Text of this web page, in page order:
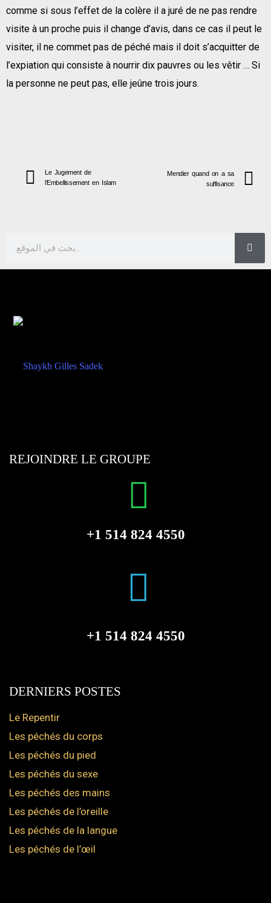
comme si sous l’effet de la colère il a juré de ne pas rendre
visite à un proche puis il change d’avis, dans ce cas il peut le
visiter, il ne commet pas de péché mais il doit s’acquitter de
l’expiation qui consiste à nourrir dix pauvres ou les vêtir … Si
la personne ne peut pas, elle jeûne trois jours.
Le Jugement de
l’Embellissement en Islam
Mendier quand on a sa
suffisance
REJOINDRE LE GROUPE
+1 514 824 4550
+1 514 824 4550
DERNIERS POSTES
Le Repentir
Les péchés du corps
Les péchés du pied
Les péchés du sexe
Les péchés des mains
Les péchés de l’oreille
Les péchés de la langue
Les péchés de l’œil